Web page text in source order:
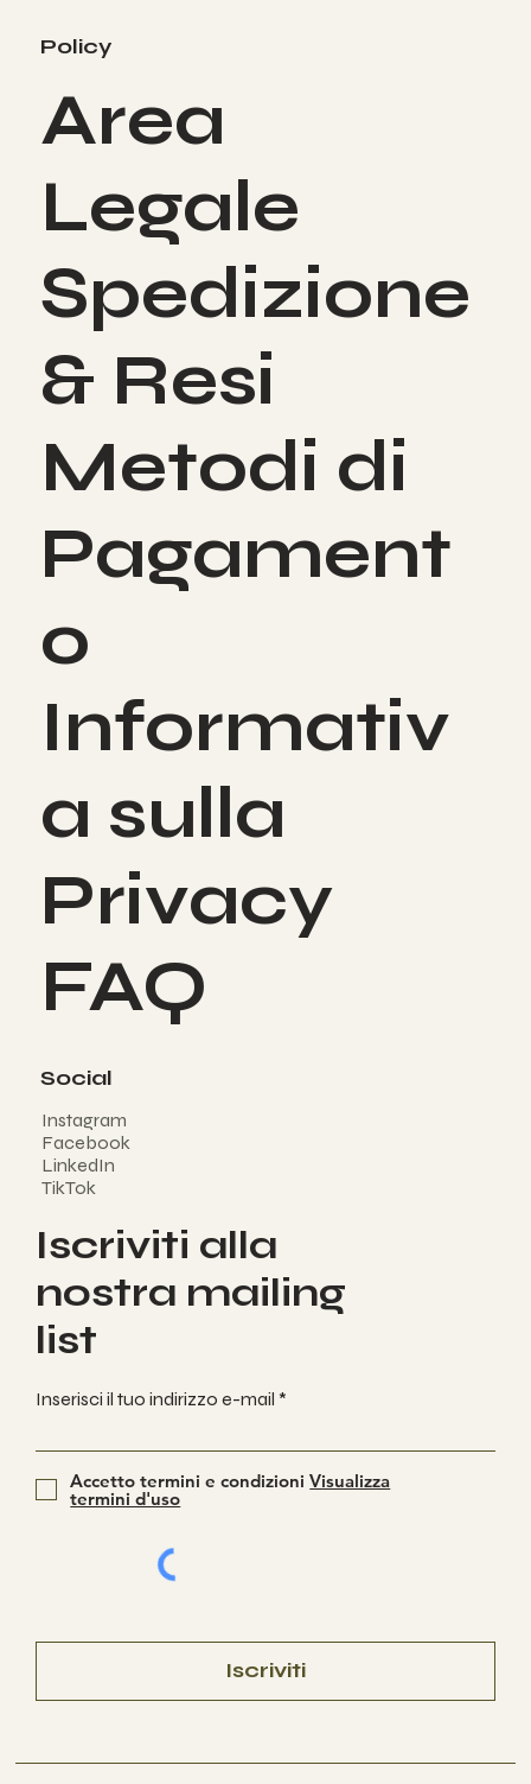
Policy
Area
Legale
Spedizione
& Resi
Metodi di
Pagament
o
Informativ
a sulla
Privacy
FAQ
Social
Instagram
Facebook
LinkedIn
TikTok
Iscriviti alla
nostra mailing
list
Inserisci il tuo indirizzo e-mail
Iscriviti
Accetto termini e condizioni Visualizza
termini d'uso